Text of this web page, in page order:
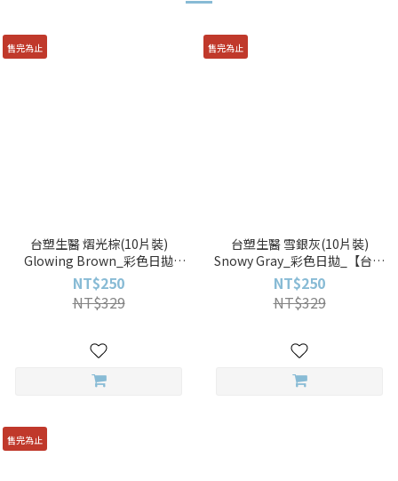
售完為止
台塑生醫 熠光棕(10片裝)
Glowing Brown_彩色日拋
_【台塑生醫_BIOVISION_冰
河】10pcs
NT$250
NT$329
售完為止
台塑生醫 雪銀灰(10片裝)
Snowy Gray_彩色日拋_【台塑
生醫_BIOVISION_冰河】10pcs
NT$250
NT$329
售完為止